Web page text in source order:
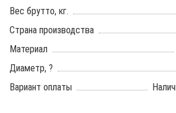
Вес брутто, кг.
Страна производства
Материал
Диаметр, ?
Вариант оплаты